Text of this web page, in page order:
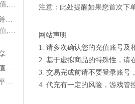
抖音充值,抖币充值,抖音币充值,海外抖音充值,抖音海外充值,抖音充值海外,海外充值
如何在uspeedcard上充值抖音并享受优质服务
抖音充值,抖币充值,抖音币充值,海外抖音充值,抖音海外充值,抖音充值海外,海外充值
如何在uspeedcard充值抖音并享受快速发货的便利
在uspeedcard海外充值平台充值抖音太舒服了
如何使用uspeedcard海外充值平台便宜充值抖音
注意：此处提醒如果您首次下
网站声明
1. 请多次确认您的充值账号及
2. 基于虚拟商品的特殊性，请
3. 交易完成前请不要登录账号
4. 代充有一定的风险，游戏管